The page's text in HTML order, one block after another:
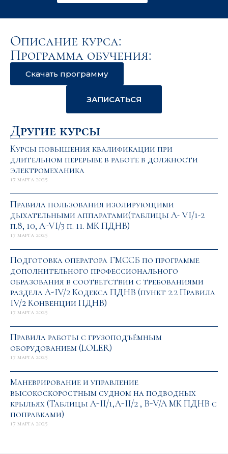
Описание курса:
Программа обучения:
Скачать программу
ЗАПИСАТЬСЯ
Другие курсы
Курсы повышения квалификации при
длительном перерыве в работе в должности
электромеханика
17 марта 2025
Правила пользования изолирующими
дыхательными аппаратами(таблицы А- VI/1-2
п.8, 10, A-VI/3 п. 11. МК ПДНВ)
17 марта 2025
Подготовка оператора ГМССБ по программе
дополнительного профессионального
образования в соответствии с требованиями
раздела A-IV/2 Кодекса ПДНВ (пункт 2.2 Правила
IV/2 Конвенции ПДНВ)
17 марта 2025
Правила работы с грузоподъёмным
оборудованием (LOLER)
17 марта 2025
Маневрирование и управление
высокоскоростным судном на подводных
крыльях (Таблицы A-II/1,A-II/2 , B-V/A МК ПДНВ с
поправками)
17 марта 2025